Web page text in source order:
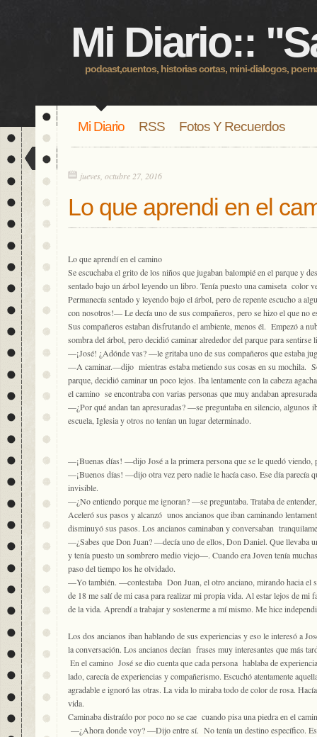
Mi Diario::
podcast,cuentos, historias cortas, mini-dialogos,
Mi Diario RSS Fotos Y Recuerdos
jueves, octubre 27, 2016
Lo que aprendi en el
Lo que aprendí en el camino
Se escuchaba el grito de los niños que jugaban balompié en el parque y
sentado bajo un árbol leyendo un libro. Tenía puesto una camiseta color
Permanecía sentado y leyendo bajo el árbol, pero de repente escucho a
con nosotros!— Le decía uno de sus compañeros, pero se hizo el que no
Sus compañeros estaban disfrutando el ambiente, menos él. Empezó a
sombra del árbol, pero decidió caminar alrededor del parque para sentirse
—¡José! ¿Adónde vas? —le gritaba uno de sus compañeros que estaba
—A caminar.—dijo mientras estaba metiendo sus cosas en su mochila.
parque, decidió caminar un poco lejos. Iba lentamente con la cabeza
el camino se encontraba con varias personas que muy andaban
—¿Por qué andan tan apresuradas? —se preguntaba en silencio, algunos
escuela, Iglesia y otros no tenían un lugar determinado.
—¡Buenas días! —dijo José a la primera persona que se le quedó viendo,
—¡Buenos días! —dijo otra vez pero nadie le hacía caso. Ese día parecía
invisible.
—¿No entiendo porque me ignoran? —se preguntaba. Trataba de
Aceleró sus pasos y alcanzó unos ancianos que iban caminando
disminuyó sus pasos. Los ancianos caminaban y conversaban
—¿Sabes que Don Juan? —decía uno de ellos, Don Daniel. Que llevaba
y tenía puesto un sombrero medio viejo—. Cuando era Joven tenía
paso del tiempo los he olvidado.
—Yo también. —contestaba Don Juan, el otro anciano, mirando hacia el
de 18 me salí de mi casa para realizar mi propia vida. Al estar lejos de mi
de la vida. Aprendí a trabajar y sostenerme a mí mismo. Me hice
Los dos ancianos iban hablando de sus experiencias y eso le interesó a
la conversación. Los ancianos decían frases muy interesantes que más
En el camino José se dio cuenta que cada persona hablaba de
lado, carecía de experiencias y compañerismo. Escuchó atentamente
agradable e ignoró las otras. La vida lo miraba todo de color de rosa.
vida.
Caminaba distraído por poco no se cae cuando pisa una piedra en el
—¿Ahora donde voy? —Dijo entre sí. No tenía un destino específico.